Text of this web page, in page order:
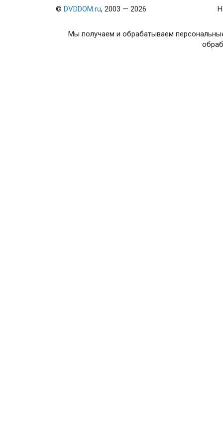
©DVDDOM.ru, 2003 — 2026
Мы получаем и обрабатываем